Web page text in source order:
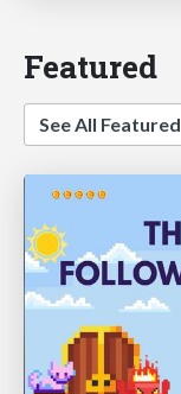
Featured
See All Featured